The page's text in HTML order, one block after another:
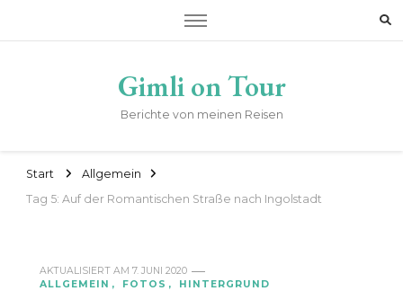
Gimli on Tour
Berichte von meinen Reisen
Start
Allgemein
Tag 5: Auf der Romantischen Straße nach Ingolstadt
AKTUALISIERT AM 7. JUNI 2020
ALLGEMEIN
FOTOS HINTERGRUND